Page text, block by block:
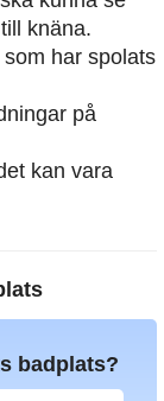
knäna.
har spolats
på
kan vara
badplats?